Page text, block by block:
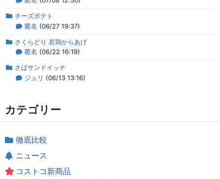
チーズポテト
匿名 (06/27 19:37)
さくらどり 若鶏からあげ
匿名 (06/22 16:19)
さばサンドイッチ
ジュリ (06/13 13:16)
カテゴリー
徹底比較
ニュース
コストコ新商品